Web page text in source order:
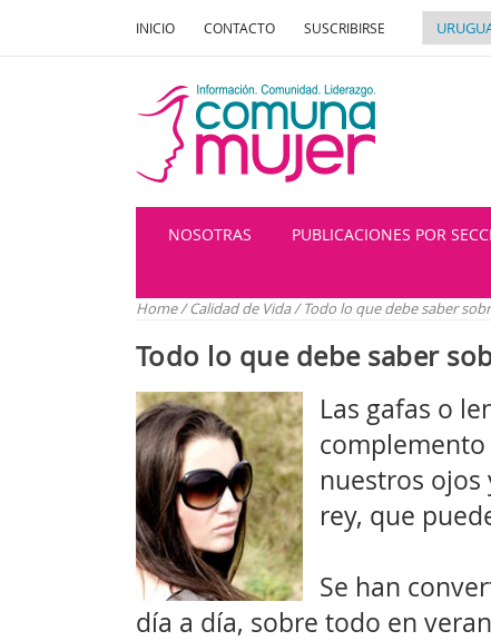
INICIO CONTACTO SUSCRIBIRSE
NOSOTRAS PUBLICACIONES POR
Home/Calidad de Vida/Todo lo que debe saber
Todo lo que debe saber
Las gafas o
nuestros ojos
rey, que
Se han
día a día, sobre todo en